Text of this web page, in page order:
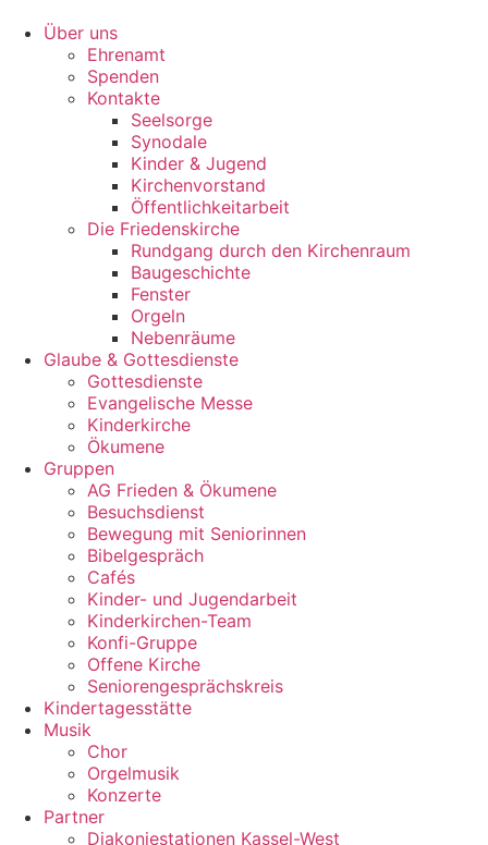
Inhalt
springen
Über uns
Ehrenamt
Spenden
Kontakte
Seelsorge
Synodale
Kinder & Jugend
Kirchenvorstand
Öffentlichkeitarbeit
Die Friedenskirche
Rundgang durch den Kirchenraum
Baugeschichte
Fenster
Orgeln
Nebenräume
Glaube & Gottesdienste
Gottesdienste
Evangelische Messe
Kinderkirche
Ökumene
Gruppen
AG Frieden & Ökumene
Besuchsdienst
Bewegung mit Seniorinnen
Bibelgespräch
Cafés
Kinder- und Jugendarbeit
Kinderkirchen-Team
Konfi-Gruppe
Offene Kirche
Seniorengesprächskreis
Kindertagesstätte
Musik
Chor
Orgelmusik
Konzerte
Partner
Diakoniestationen Kassel-West